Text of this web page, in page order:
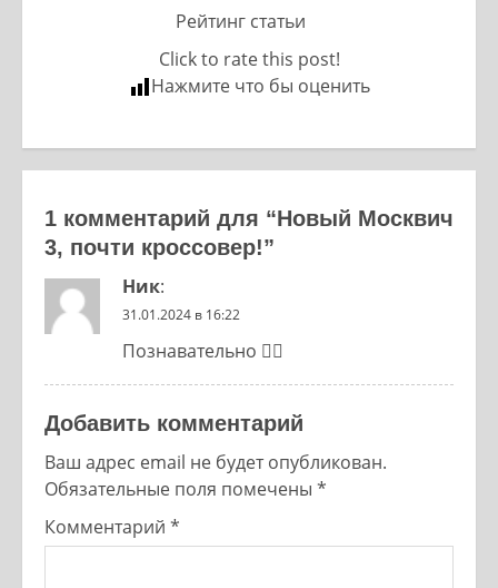
Рейтинг статьи
Click to rate this post!
Нажмите что бы оценить
1 комментарий для “Новый Москвич
3, почти кроссовер!”
Ник:
31.01.2024 в 16:22
Познавательно 👍🏻
Добавить комментарий
Ваш адрес email не будет опубликован.
Обязательные поля помечены *
Комментарий *